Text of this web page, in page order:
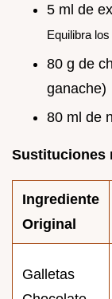
5 ml de
Equilibra
80 g de
ganache)
80 ml de
Sustituciones
Ingrediente
Original
Galletas